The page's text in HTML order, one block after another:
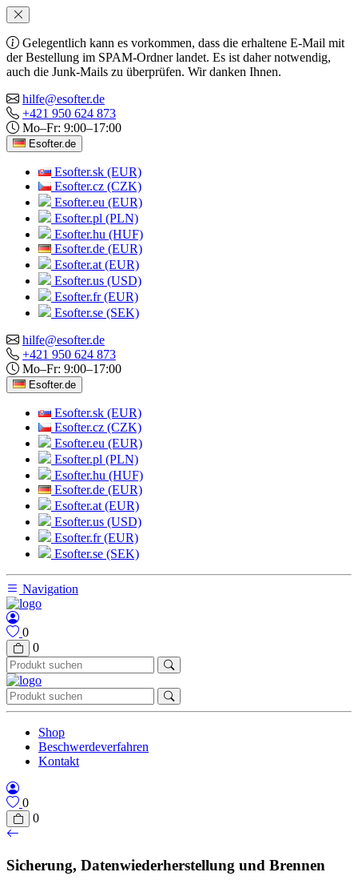
Gelegentlich kann es vorkommen, dass die erhaltene E-Mail mit
der Bestellung im SPAM-Ordner landet. Es ist daher notwendig,
auch die Junk-Mails zu überprüfen. Wir danken Ihnen.
hilfe@esofter.de
+421 950 624 873
Mo–Fr: 9:00–17:00
Esofter.de
Esofter.sk (EUR)
Esofter.cz (CZK)
Esofter.eu (EUR)
Esofter.pl (PLN)
Esofter.hu (HUF)
Esofter.de (EUR)
Esofter.at (EUR)
Esofter.us (USD)
Esofter.fr (EUR)
Esofter.se (SEK)
hilfe@esofter.de
+421 950 624 873
Mo–Fr: 9:00–17:00
Esofter.de
Esofter.sk (EUR)
Esofter.cz (CZK)
Esofter.eu (EUR)
Esofter.pl (PLN)
Esofter.hu (HUF)
Esofter.de (EUR)
Esofter.at (EUR)
Esofter.us (USD)
Esofter.fr (EUR)
Esofter.se (SEK)
Navigation
0
0
Shop
Beschwerdeverfahren
Kontakt
0
0
Sicherung, Datenwiederherstellung und Brennen